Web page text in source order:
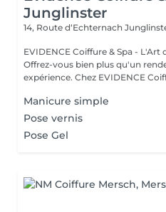
Junglinster
14, Route d‘Echternach
EVIDENCE Coiffure & Spa -
Offrez-vous bien plus qu'un
expérience. Chez EVIDENCE
Manicure simple
Pose vernis
Pose Gel